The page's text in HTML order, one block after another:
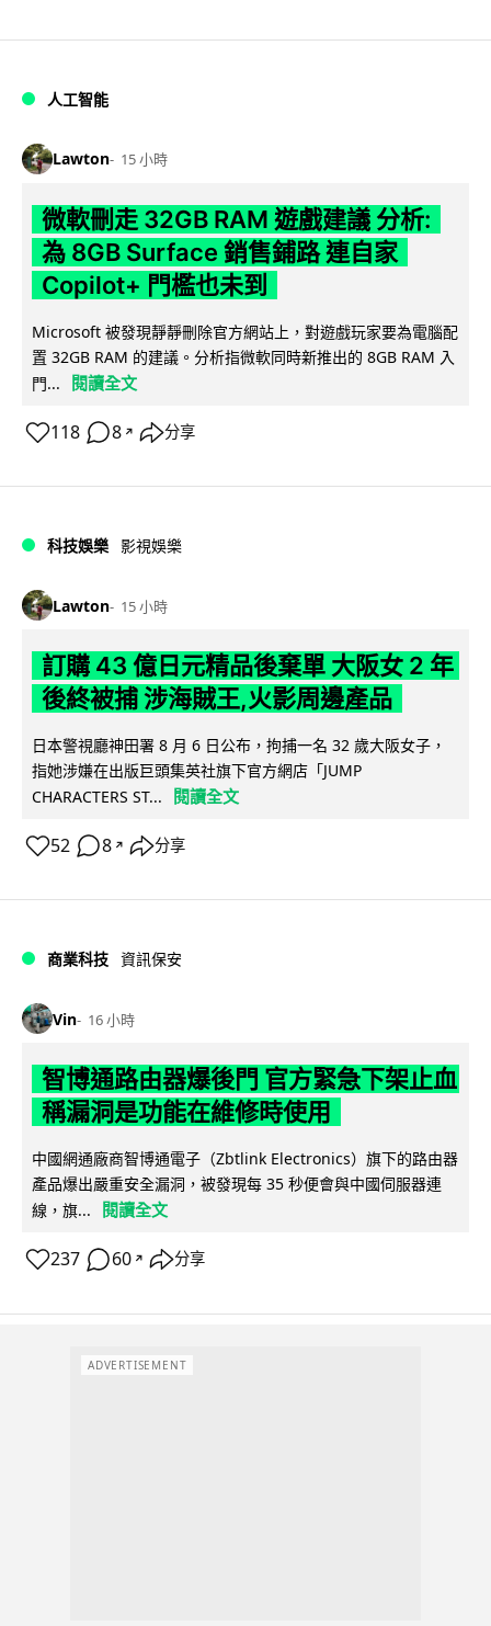
人工智能
Lawton 15 小時
微軟刪走 32GB RAM 遊戲建議 分析:
為 8GB Surface 銷售鋪路 連自家
Copilot+ 門檻也未到
Microsoft 被發現靜靜刪除官方網站上，對遊戲玩家要為電腦配
置 32GB RAM 的建議。分析指微軟同時新推出的 8GB RAM 入
門...
閱讀全文
118 8 ↗ 分享
科技娛樂 影視娛樂
Lawton 15 小時
訂購 43 億日元精品後棄單 大阪女 2 年
後終被捕 涉海賊王,火影周邊產品
日本警視廳神田署 8 月 6 日公布，拘捕一名 32 歲大阪女子，
指她涉嫌在出版巨頭集英社旗下官方網店「JUMP
CHARACTERS ST...
閱讀全文
52 8 ↗ 分享
商業科技 資訊保安
Vin 16 小時
智博通路由器爆後門 官方緊急下架止血
稱漏洞是功能在維修時使用
中國網通廠商智博通電子（Zbtlink Electronics）旗下的路由器
產品爆出嚴重安全漏洞，被發現每 35 秒便會與中國伺服器連
線，旗...
閱讀全文
237 60 ↗ 分享
ADVERTISEMENT